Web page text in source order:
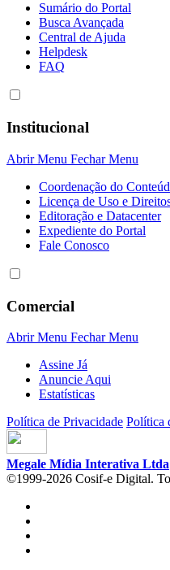
Sumário do Portal
Busca Avançada
Central de Ajuda
Helpdesk
FAQ
Institucional
Abrir Menu Fechar Menu
Coordenação do
Licença de Uso e
Editoração e Datacenter
Expediente do Portal
Fale Conosco
Comercial
Abrir Menu Fechar Menu
Assine Já
Anuncie Aqui
Estatísticas
Política de Privacidade Política
Megale Mídia Interativa Ltda
©1999-2026 Cosif-e Digital.